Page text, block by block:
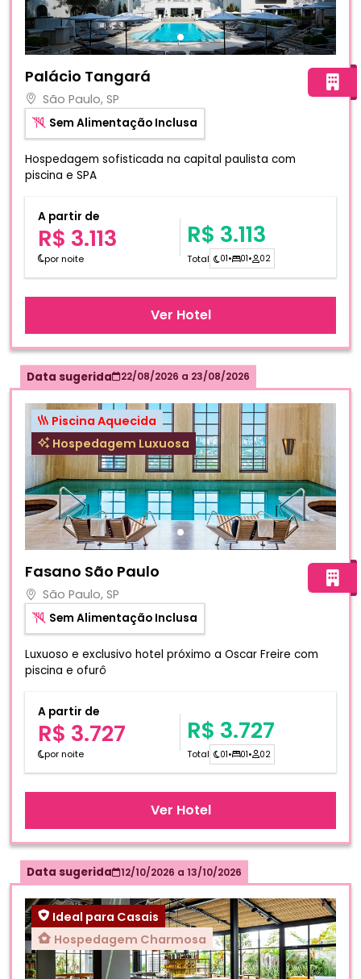
Palácio Tangará
São Paulo, SP
Sem Alimentação Inclusa
Hospedagem sofisticada na capital paulista com
piscina e SPA
A partir de
R$ 3.113
por noite
R$ 3.113
Total 01• 01• 02
Ver Hotel
Data sugerida 22/08/2026 a 23/08/2026
Piscina Aquecida
Hospedagem Luxuosa
Fasano São Paulo
São Paulo, SP
Sem Alimentação Inclusa
Luxuoso e exclusivo hotel próximo a Oscar Freire com
piscina e ofurô
A partir de
R$ 3.727
por noite
R$ 3.727
Total 01• 01• 02
Ver Hotel
Data sugerida 12/10/2026 a 13/10/2026
Ideal para Casais
Hospedagem Charmosa